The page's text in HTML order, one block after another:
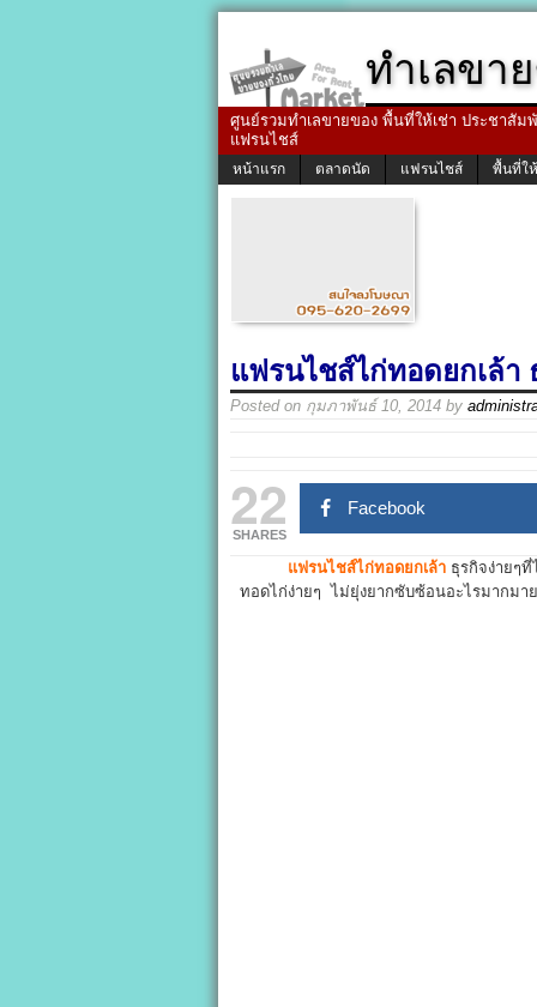
ทำเลขา
ศูนย์รวมทำเลขายของ พื้นที่ให้เช่า ประชาสั
แฟรนไชส์
หน้าแรก ตลาดนัด แฟรนไชส์ พื้นที่ใ
แฟรนไชส์ไก่ทอดยกเล้า
Posted on กุมภาพันธ์ 10, 2014 by
22
SHARES
Facebook
แฟรนไชส์ไก่ทอดยกเล้า ธุรกิจง่ายๆ
ทอดไก่ง่ายๆ ไม่ยุ่งยากซับซ้อนอะไรมากม